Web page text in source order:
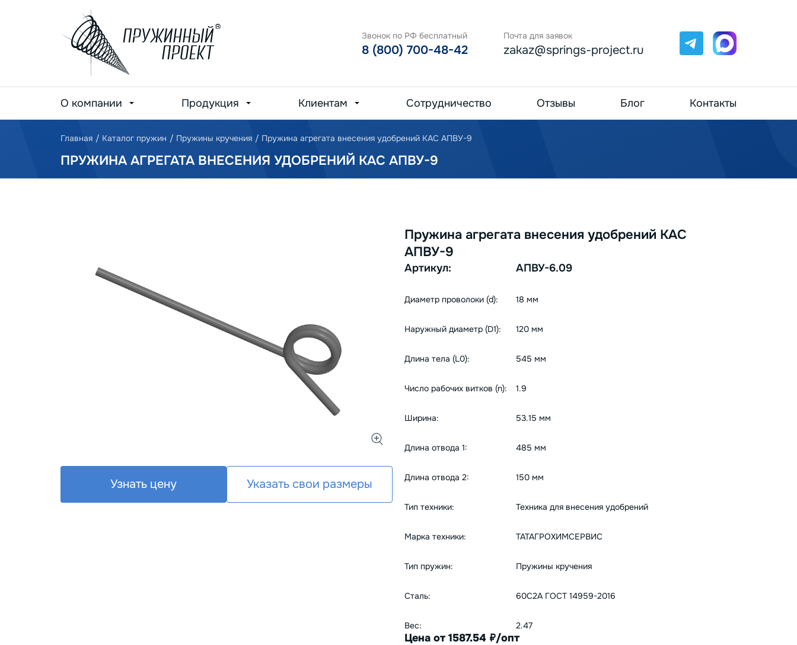
Звонок по РФ бесплатный
8 (800) 700-48-42
Почта для заявок
zakaz@springs-project.ru
Telegram
О компании Продукция Клиентам Сотрудничество Отзывы Блог Контакты
Главная / Каталог пружин / Пружины кручения / Пружина агрегата внесения удобрений КАС АПВУ-9
ПРУЖИНА АГРЕГАТА ВНЕСЕНИЯ УДОБРЕНИЙ КАС АПВУ-9
Пружина агрегата внесения удобрений КАС
АПВУ-9
Артикул: АПВУ-6.09
Диаметр проволоки (d): 18 мм
Наружный диаметр (D1): 120 мм
Длина тела (L0): 545 мм
Число рабочих витков (n): 1.9
Ширина: 53.15 мм
Длина отвода 1: 485 мм
Длина отвода 2: 150 мм
Тип техники: Техника для внесения удобрений
Марка техники: ТАТАГРОХИМСЕРВИС
Тип пружин: Пружины кручения
Сталь: 60С2А ГОСТ 14959-2016
Вес: 2.47
Цена от 1587.54 руб./опт
Узнать цену Указать свои размеры